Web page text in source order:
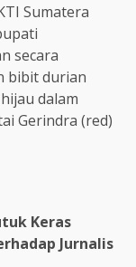
Sumatera
secara
bibit durian
dalam
Gerindra (red)
Keras
Jurnalis